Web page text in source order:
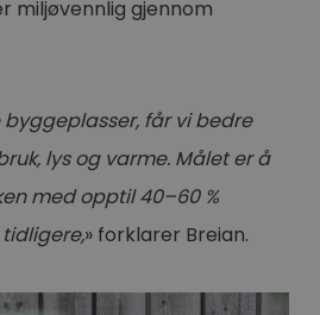
miljøvennlig gjennom
får vi bedre
lys og varme. Målet er å
med opptil 40–60 %
» forklarer Breian.